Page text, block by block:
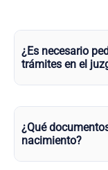
¿Es necesario
trámites en el
¿Qué
nacimiento?